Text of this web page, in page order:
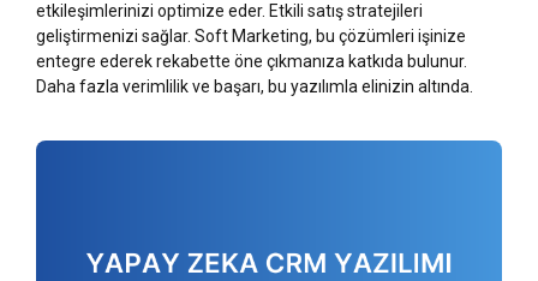
etkileşimlerinizi optimize eder. Etkili satış stratejileri
geliştirmenizi sağlar. Soft Marketing, bu çözümleri işinize
entegre ederek rekabette öne çıkmanıza katkıda bulunur.
Daha fazla verimlilik ve başarı, bu yazılımla elinizin altında.